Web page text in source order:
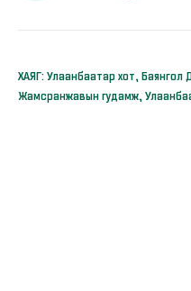
ХАЯГ: Улаанбаатар хот, Баянгол
Жамсранжавын гудамж,